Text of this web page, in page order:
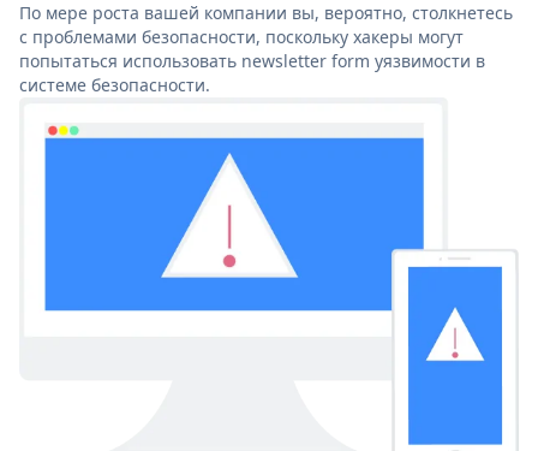
По мере роста вашей компании вы, вероятно, столкнетесь
с проблемами безопасности, поскольку хакеры могут
попытаться использовать newsletter form уязвимости в
системе безопасности.